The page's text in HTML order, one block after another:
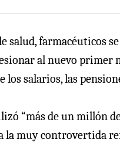
salud, farmacéuticos
al nuevo primer
salarios, las
“más de un millón
muy controvertida